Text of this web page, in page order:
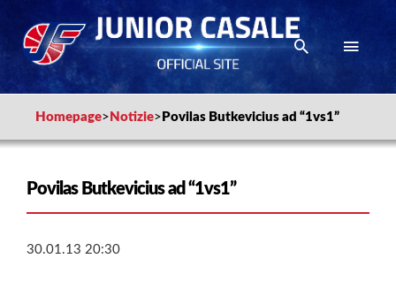
Homepage> Notizie> Povilas Butkevicius ad “1vs1”
Povilas Butkevicius ad “1vs1”
30.01.13 20:30